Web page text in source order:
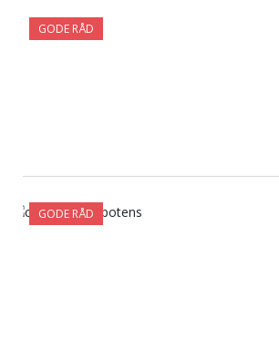
GODE RÅD
GODE RÅD